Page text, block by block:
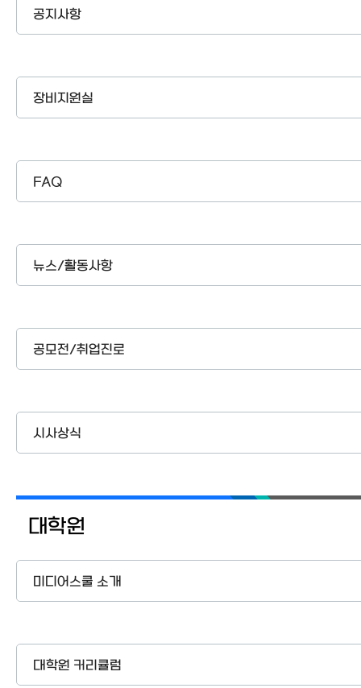
공지사항
장비지원실
FAQ
뉴스/활동사항
공모전/취업진로
시사상식
대학원
미디어스쿨 소개
대학원 커리큘럼